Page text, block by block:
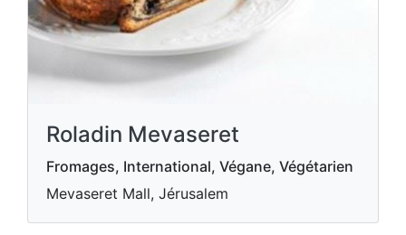
Roladin Mevaseret
Fromages, International, Végane, Végétarien
Mevaseret Mall, Jérusalem